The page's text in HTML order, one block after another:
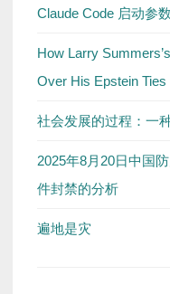
Claude Code 启动参
How Larry
Over His Epstein Ties
社会发展的过程：一
2025年8月20日中国
件封禁的分析
遍地是灾